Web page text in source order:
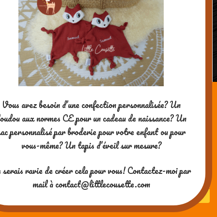
Mon grand livre-piano, Editions Usborne
SG Window
Vous avez besoin d’une confection personnalisée? Un
aux normes CE pour un cadeau de naissance? Un
personnalisé par broderie pour votre enfant ou pour
vous-même? Un tapis d’éveil sur mesure?
ravie de créer cela pour vous! Contactez-moi par
mail à contact@littlecousette.com
Merci pour votre visite ! Si vous
aimez mes contenus, vous
pouvez me soutenir en me